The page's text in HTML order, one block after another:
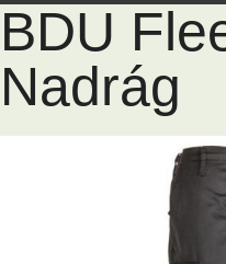
BDU
Nadrág